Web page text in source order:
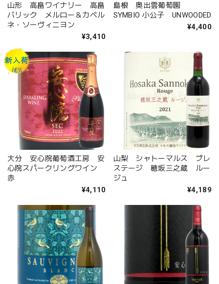
山形 高畠ワイナリー 高畠
バリック メルロー＆カベル
ネ・ソーヴィニヨン
¥3,410
島根 奥出雲葡萄園
SYMBIO 小公子 UNWOODED
¥4,400
大分 安心院葡萄酒工房 安
心院スパークリングワイン
赤
¥4,110
山梨 シャトーマルス プレ
ステージ 穂坂三之蔵 ルー
ジュ
¥4,189